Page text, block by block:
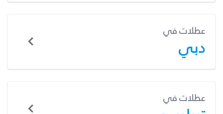
عطلات في
دبي
عطلات في